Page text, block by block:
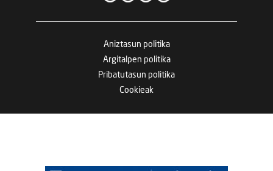
Aniztasun politika
Argitalpen politika
Pribatutasun politika
Cookieak